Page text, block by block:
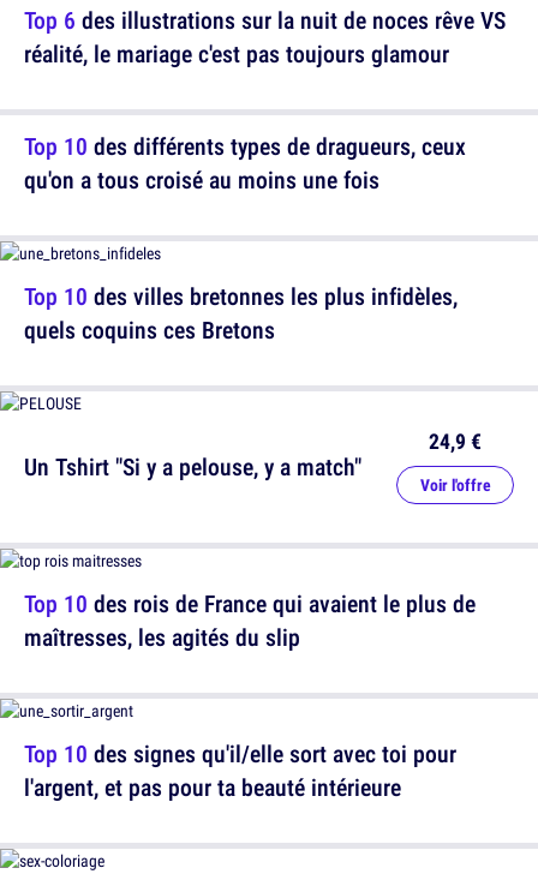
Top 10 des différents types de dragueurs, ceux
qu'on a tous croisé au moins une fois
Un Tshirt "Si y a pelouse, y a match"
24,9 €
Voir l'offre
Top 10 des signes qu'il/elle sort avec toi pour
l'argent, et pas pour ta beauté intérieure
Top 6 des illustrations sur la nuit de noces rêve VS
réalité, le mariage c'est pas toujours glamour
Top 10 des villes bretonnes les plus infidèles,
quels coquins ces Bretons
Top 10 des rois de France qui avaient le plus de
maîtresses, les agités du slip